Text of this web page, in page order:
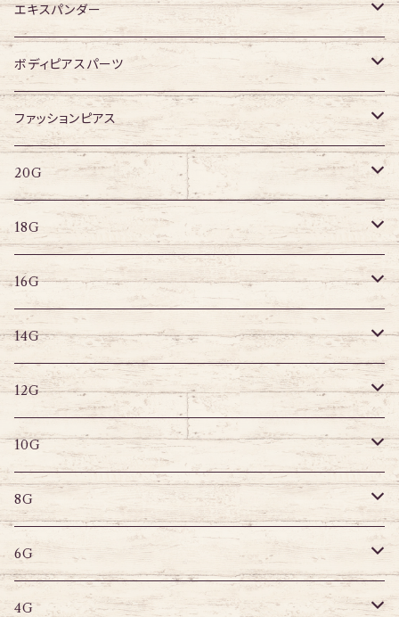
14G
ジュエル無し
ジュエル有り
エキスパンダー
316Lサージカルステンレス
アクリル
その他
ボディピアスパーツ
ネジタイプ
20G
18G
16G
14G
12G
8G
6G
はめ込みタイプ
ファッションピアス
ポストピアス
リングピアス
その他
20G
キャプティブリング
ラブレット
18G
キャプティブリング
ストレートバーベル
デザインバーベル
ラブレット
バナナバーベル
鼻ピアス
16G
キャプティブリング
ストレートバーベル
デザインバーベル
ラブレット
バナナバーベル
へそピアス
サーキュラー
14G
キャプティブリング
ストレートバーベル
デザインバーベル
ラブレット
バナナバーベル
へそピアス
12G
キャプティブリング
ストレートバーベル
ラブレット
バナナバーベル
10G
キャプティブリング
ストレートバーベル
ラブレット
8G
キャプティブリング
ストレートバーベル
6G
キャプティブリング
4G